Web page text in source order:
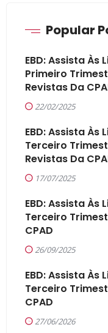
Popular
EBD: Assista Às
Primeiro
Revistas Da
22/02/2025
EBD: Assista Às
Terceiro
Revistas Da
17/07/2025
EBD: Assista Às
Terceiro
CPAD
26/09/2025
EBD: Assista Às
Terceiro
CPAD
27/06/2026